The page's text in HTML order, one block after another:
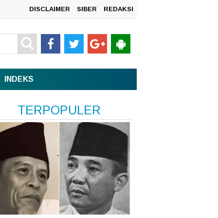
REDAKSI
SIBER
DISCLAIMER
INDEKS
TERPOPULER